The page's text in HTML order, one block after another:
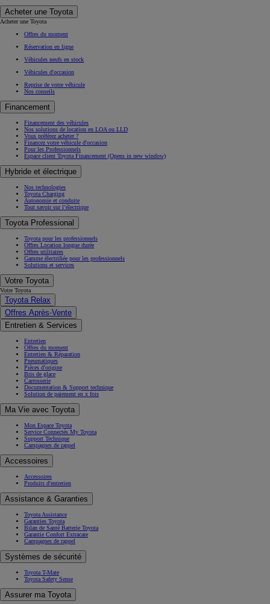
Acheter une Toyota
Acheter une Toyota
Offres du moment
Réservation en ligne
Véhicules neufs en stock
Véhicules d'occasion
Reprise de votre véhicule
Nos conseils
Financement
Financement des véhicules
Nos solutions de location en LOA ou LLD
Vous préférez acheter ?
Financez votre véhicule d'occasion
Pour les Professionnels
Espace client Toyota Financement (Opens in new window)
Hybride et électrique
Nos technologies
Toyota Charging
Autonomie et conduite
Tout savoir sur l’électrique
Toyota Professional
Toyota pour les professionnels
Offres Location longue durée
Offres utilitaires
Gamme électrifiée pour les professionnels
Solutions et services
Votre Toyota
Votre Toyota
Toyota Relax
Offres Après-Vente
Entretien & Services
Entretien
Offres du moment
Entretien & Réparation
Pneumatiques
Pièces d'origine
Bris de glace
Carrosserie
Documentation & Support technique
Solution de paiement en x fois
Ma Vie avec Toyota
Mon Espace Toyota
Service Connectés My Toyota
Support Technique
Campagnes de rappel
Accessoires
Accessoires
Produits d'entretien
Assistance & Garanties
Toyota Assistance
Garanties Toyota
Bilan de Santé Batterie Toyota
Garantie Confort Extracare
Campagnes de rappel
Systèmes de sécurité
Toyota T-Mate
Toyota Safety Sense
Assurer ma Toyota